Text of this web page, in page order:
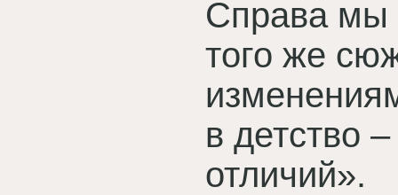
Справа мы
того же
в детство
отличий».